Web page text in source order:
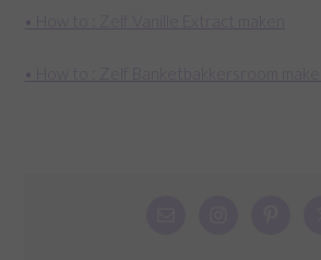
• How to : Zelf Vanille Extract maken
• How to : Zelf Banketbakkersroom maken